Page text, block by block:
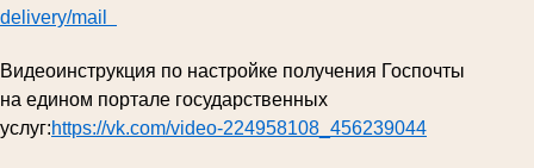
delivery/mail
Видеоинструкция по настройке получения Госпочты
на едином портале государственных
услуг:https://vk.com/video-224958108_456239044